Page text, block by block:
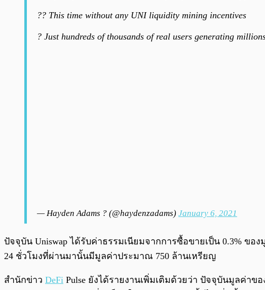
?‍? This time without any UNI liquidity mining incentives
? Just hundreds of thousands of real users generating
— Hayden Adams ? (@haydenzadams) January 6, 2021
ปัจจุบัน Uniswap ได้รับค่าธรรมเนียมจากการซื้อขายเป็น 0.3% ข
24 ชั่วโมงที่ผ่านมานั้นมีมูลค่าประมาณ 750 ล้านเหรียญ
สำนักข่าว DeFi Pulse ยังได้รายงานเพิ่มเติมด้วยว่า ปัจจุบันมูลค่า